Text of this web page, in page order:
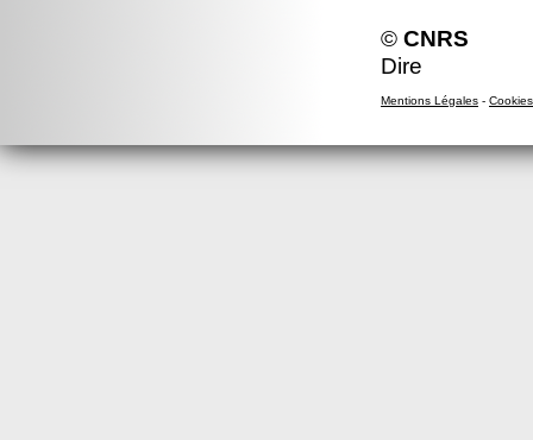
© CNRS
Dire
Mentions Légales - Cookies